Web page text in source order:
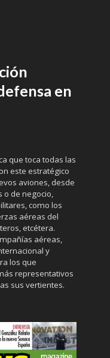
en
que toca todas las
este estratégico
aviones, desde
de negocio,
como los
aéreas del
etcétera.
aéreas,
y
los que
representativos
sus vertientes.